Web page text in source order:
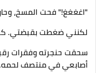
​"اغغغغ!" فحت المسخ،
​لكنني ضغطت بقبضتي.
سحقت حنجرته وفقرات
أصابعي في منتصف لحمه.